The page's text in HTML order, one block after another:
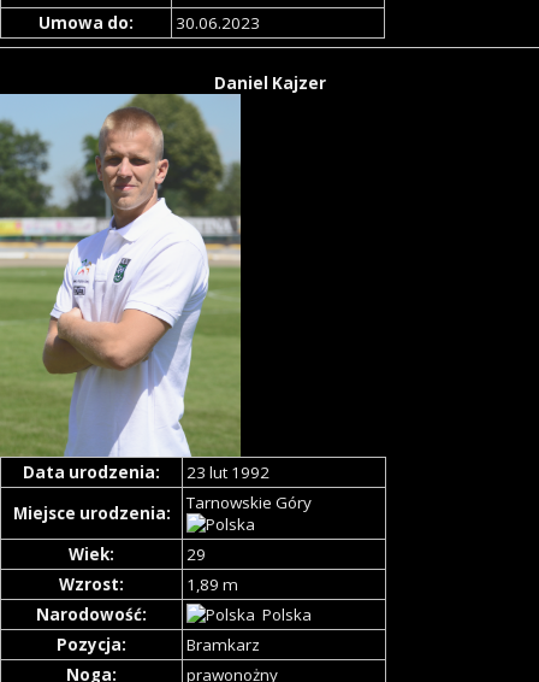
Umowa do:
30.06.2023
Daniel Kajzer
Data urodzenia:
23 lut 1992
Miejsce urodzenia:
Tarnowskie Góry
Wiek:
29
Wzrost:
1,89 m
Narodowość:
Polska
Pozycja:
Bramkarz
Noga:
prawonożny